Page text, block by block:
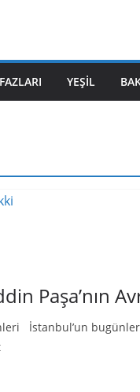
YEŞIL
Paşa’nın
İstanbul’un